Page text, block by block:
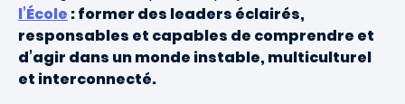
l’École : former des leaders éclairés,
responsables et capables de comprendre et
d’agir dans un monde instable, multiculturel
et interconnecté.